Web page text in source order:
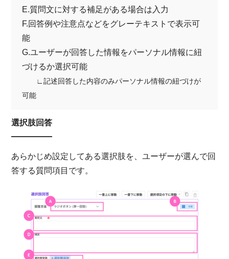
E.質問文に対する補足がある場合は入力
F.回答例や注意点などをグレーテキストで表示可
能
G.ユーザーが回答した情報をパーソナル情報に紐
づけるか選択可能
∟記述回答した内容のみパーソナル情報の紐づけが
可能
選択肢回答
あらかじめ設定してある選択肢を、ユーザーが選んで回
答する質問項目です。